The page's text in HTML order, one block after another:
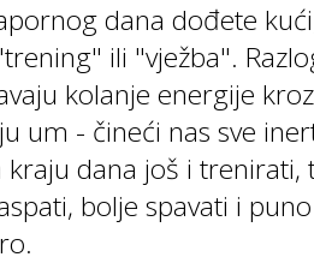
dana dođete
ili "vježba".
kolanje energije
um - čineći nas sve
dana još i trenirati,
bolje spavati i